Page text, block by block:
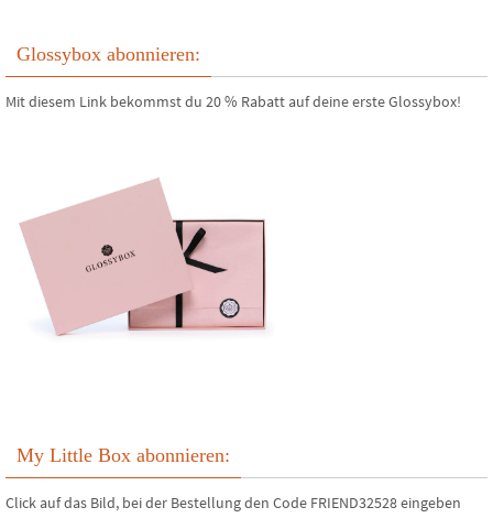
Glossybox abonnieren:
Mit diesem Link bekommst du 20 % Rabatt auf deine erste Glossybox!
My Little Box abonnieren:
Click auf das Bild, bei der Bestellung den Code FRIEND32528 eingeben